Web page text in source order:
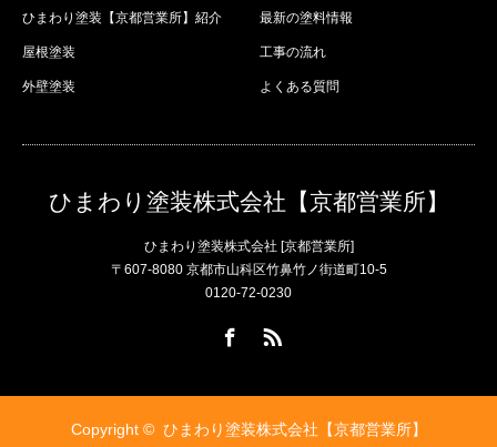
ひまわり塗装【京都営業所】紹介
屋根塗装
外壁塗装
最新の塗料情報
工事の流れ
よくある質問
ひまわり塗装株式会社【京都営業所】
ひまわり塗装株式会社 [京都営業所]
〒607-8080 京都市山科区竹鼻竹ノ街道町10-5
0120-72-0230
Copyright © ひまわり塗装株式会社【京都営業所】